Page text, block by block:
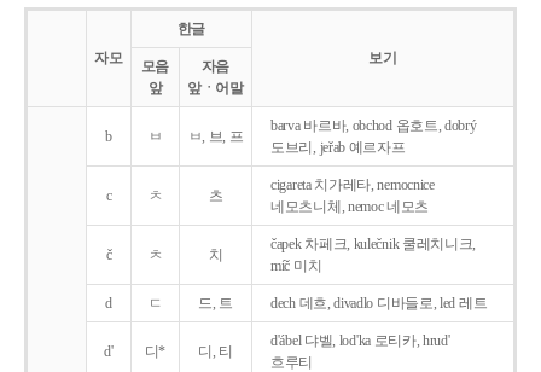
자모
한글
보기
모음
앞
자음
앞ㆍ어말
b ㅂ ㅂ, 브, 프
barva 바르바, obchod 옵호트, dobrý
도브리, jeřab 예르자프
c ㅊ 츠
cigareta 치가레타, nemocnice
네모츠니체, nemoc 네모츠
č ㅊ 치
čapek 차페크, kulečnik 쿨레치니크,
míč 미치
d ㄷ 드, 트 dech 데흐, divadlo 디바들로, led 레트
d' 디* 디, 티
d'ábel 댜벨, lod'ka 로티카, hrud'
흐루티